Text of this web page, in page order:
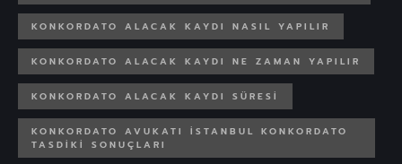
KONKORDATO ALACAK KAYDI NASIL YAPILIR
KONKORDATO ALACAK KAYDI NE ZAMAN YAPILIR
KONKORDATO ALACAK KAYDI SÜRESI
KONKORDATO AVUKATI İSTANBUL KONKORDATO
TASDIKI SONUÇLARI